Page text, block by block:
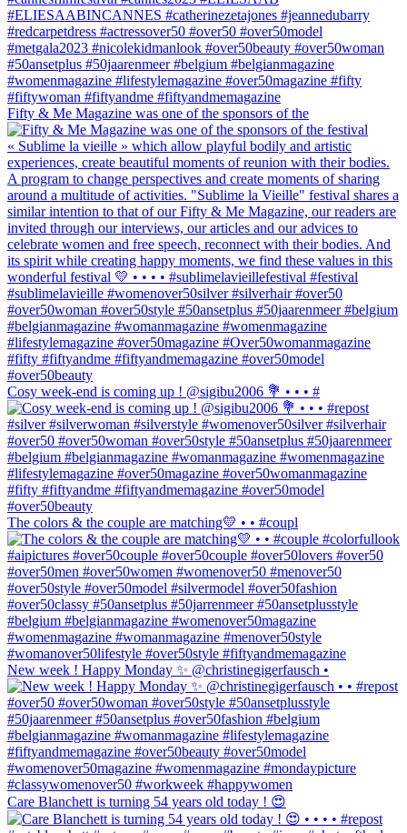
Fifty & Me Magazine was one of the sponsors of the
Cosy week-end is coming up ! @sigibu2006 💐 • • • #
The colors & the couple are matching💛 • • #coupl
New week ! Happy Monday ✨ @christinegigerfausch •
Care Blanchett is turning 54 years old today ! 😍